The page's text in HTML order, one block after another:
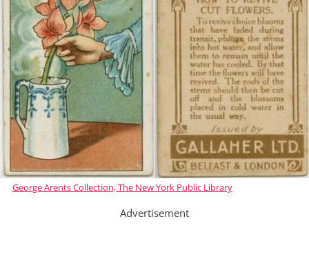
George Arents Collection, The New York Public Library
Advertisement